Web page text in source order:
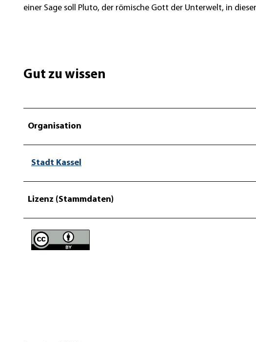
einer Sage soll Pluto, der römische Gott der Unterwelt, in
Gut zu wissen
Organisation
Stadt Kassel
Lizenz (Stammdaten)